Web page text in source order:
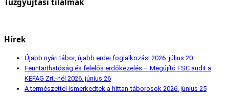
Hírek
Újabb nyári tábor, újabb erdei foglalkozás! 2026. július 20
Fenntarthatóság és felelős erdőkezelés – Megújító FSC audit a
KEFAG Zrt.-nél 2026. június 26
A természettel ismerkedtek a hittan-táborosok 2026. június 25